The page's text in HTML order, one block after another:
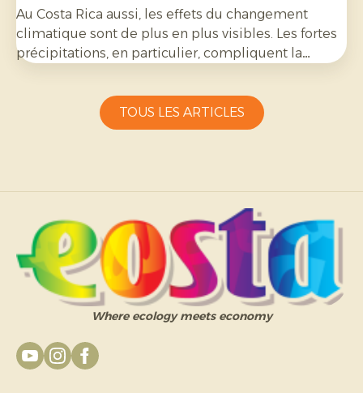
Au Costa Rica aussi, les effets du changement
climatique sont de plus en plus visibles. Les fortes
précipitations, en particulier, compliquent la
capacité d’adaptation de la part des producteurs.
TOUS LES ARTICLES
Where ecology meets economy